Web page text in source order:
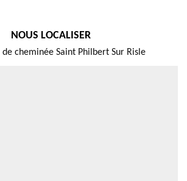
NOUS LOCALISER
de cheminée Saint Philbert Sur Risle